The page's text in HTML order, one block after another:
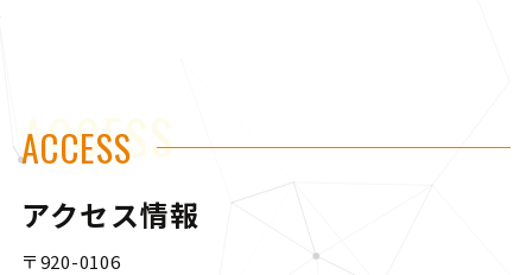
ACCESS
ACCESS
アクセス情報
〒920-0106